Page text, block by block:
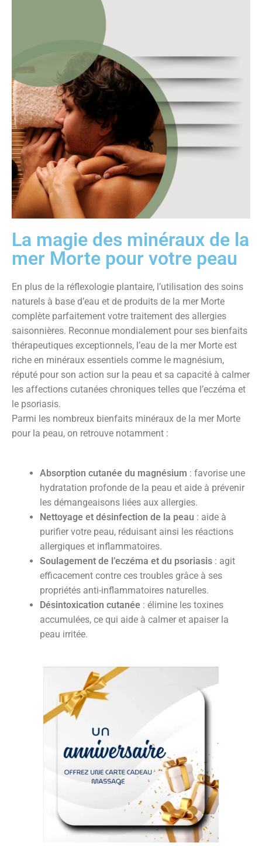
La magie des minéraux de la
mer Morte pour votre peau
En plus de la réflexologie plantaire, l’utilisation des soins
naturels à base d’eau et de produits de la mer Morte
complète parfaitement votre traitement des allergies
saisonnières. Reconnue mondialement pour ses bienfaits
thérapeutiques exceptionnels, l’eau de la mer Morte est
riche en minéraux essentiels comme le magnésium,
réputé pour son action sur la peau et sa capacité à calmer
les affections cutanées chroniques telles que l’eczéma et
le psoriasis.
Parmi les nombreux bienfaits minéraux de la mer Morte
pour la peau, on retrouve notamment :
Absorption cutanée du magnésium : favorise une
hydratation profonde de la peau et aide à prévenir
les démangeaisons liées aux allergies.
Nettoyage et désinfection de la peau : aide à
purifier votre peau, réduisant ainsi les réactions
allergiques et inflammatoires.
Soulagement de l’eczéma et du psoriasis : agit
efficacement contre ces troubles grâce à ses
propriétés anti-inflammatoires naturelles.
Désintoxication cutanée : élimine les toxines
accumulées, ce qui aide à calmer et apaiser la
peau irritée.